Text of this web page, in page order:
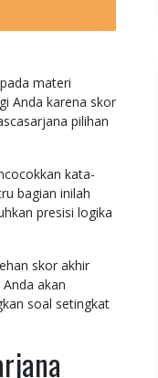
materi
Anda karena skor
pilihan
kata-
bagian inilah
presisi logika
skor akhir
akan
soal setingkat